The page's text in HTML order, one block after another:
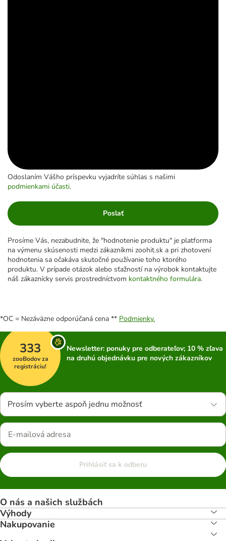
Odoslaním Vášho príspevku vyjadríte súhlas s našimi
podmienkami účasti.
Poslať
Prosíme Vás, nezabudnite, že "hodnotenie produktu" je platforma
na výmenu skúsenosti medzi zákazníkmi zoohit.sk a pri zhotovení
hodnotenia sa očakáva skutočné používanie toho ktorého
produktu. V prípade otázok alebo sťažností na výrobok kontaktujte
náš zákaznícky servis prostredníctvom kontaktného formulára.
*OC = Nezáväzne odporúčaná cena ** Podmienky.
333
zooBodov za
registráciu!
Newsletter: ponuky pre odberateľov; 10 % zľava
na druhú objednávku pre nových zákazníkov
Prosím vyberte aspoň jednu možnosť
Prihlásiť sa k odberu
O nás a našich službách
Výhody
Nakupovanie